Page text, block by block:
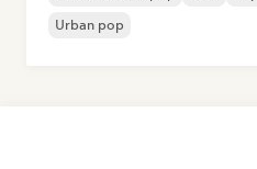
Urban pop